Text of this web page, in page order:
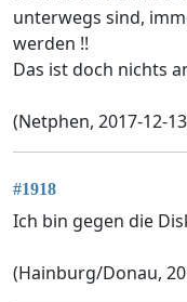
unterwegs sind,
werden !!
Das ist doch nichts
(Netphen, 2017-12-
#1918
Ich bin gegen die
(Hainburg/Donau,